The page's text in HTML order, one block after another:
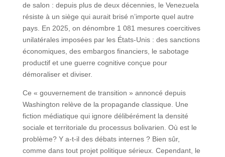
de salon : depuis plus de deux décennies, le Venezuela
résiste à un siège qui aurait brisé n’importe quel autre
pays. En 2025, on dénombre 1 081 mesures coercitives
unilatérales imposées par les États-Unis : des sanctions
économiques, des embargos financiers, le sabotage
productif et une guerre cognitive conçue pour
démoraliser et diviser.
Ce « gouvernement de transition » annoncé depuis
Washington relève de la propagande classique. Une
fiction médiatique qui ignore délibérément la densité
sociale et territoriale du processus bolivarien. Où est le
problème? Y a-t-il des débats internes ? Bien sûr,
comme dans tout projet politique sérieux. Cependant, le